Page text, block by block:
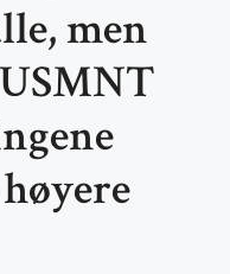
men